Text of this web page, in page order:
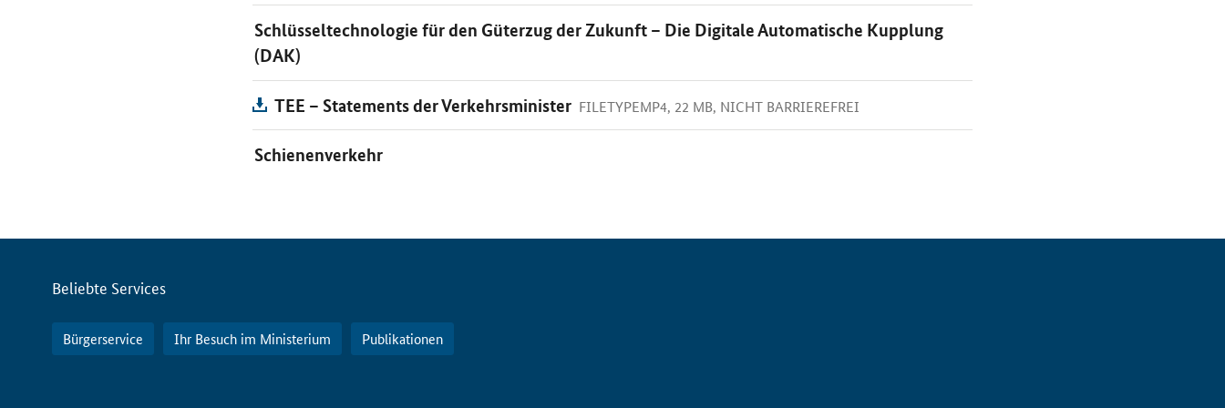
Schlüsseltechnologie für den Güterzug der Zukunft – Die Digitale Automatische Kupplung
(DAK)
TEE – Statements der Verkehrsminister FILETYPEMP4, 22 MB, NICHT BARRIEREFREI
Schienenverkehr
Servicemenü
Beliebte Services
Bürgerservice Ihr Besuch im Ministerium Publikationen